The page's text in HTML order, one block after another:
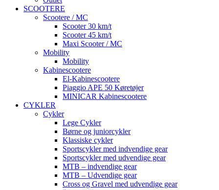
SCOOTERE
Scootere / MC
Scooter 30 km/t
Scooter 45 km/t
Maxi Scooter / MC
Mobility
Mobility
Kabinescootere
El-Kabinescootere
Piaggio APE 50 Køretøjer
MINICAR Kabinescootere
CYKLER
Cykler
Lege Cykler
Børne og juniorcykler
Klassiske cykler
Sportscykler med indvendige gear
Sportscykler med udvendige gear
MTB – indvendige gear
MTB – Udvendige gear
Cross og Gravel med udvendige gear